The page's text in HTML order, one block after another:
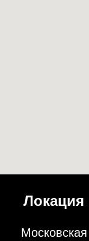
Локация